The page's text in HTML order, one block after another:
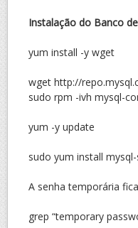
Instalação do Banco
yum install -y wget
wget http://
sudo rpm -ivh mysql-
yum -y update
sudo yum install
A senha temporária
grep “temporary